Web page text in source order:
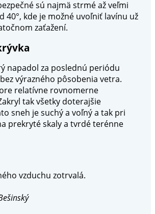
sú najmä strmé až veľmi
40°, kde je možné uvoľniť lavínu už
zaťažení.
napadol za poslednú periódu
výrazného pôsobenia vetra.
relatívne rovnomerne
tak všetky doterajšie
sneh je suchý a voľný a tak pri
prekryté skaly a tvrdé terénne
vzduchu zotrvalá.